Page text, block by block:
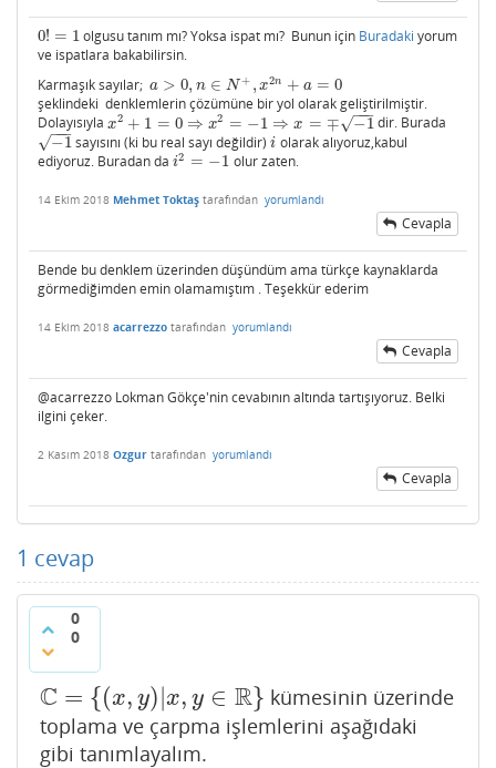
0! = 1
0! =1 olgusu tanım mı? Yoksa ispat mı? Bunun için Buradaki yorum
ve ispatlara bakabilirsin.
Karmaşık sayılar; a > 0, n ∈ N+ , x2n + a = 0
a>0, n∈ N+,x 2n+a=0
şeklindeki denklemlerin çözümüne bir yol olarak geliştirilmiştir.
Dolayısıyla x2 + 1 = 0 ⇒ x2 = −1 ⇒ x = ∓ −1
−−
−
√
x2+1= 0 ⇒x 2= −1⇒x= ∓− 1
dir. Burada
−1
−−
−
√
−1 sayısını (ki bu real sayı değildir)i
i olarak alıyoruz,kabul
ediyoruz. Buradan da i2 = −1
i2 −1 olur zaten.
14 Ekim 2018 Mehmet Toktaş tarafından yorumlandı
Cevapla
Bende bu denklem üzerinden düşündüm ama türkçe kaynaklarda
görmediğimden emin olamamıştım . Teşekkür ederim
14 Ekim 2018 acarrezzo tarafından yorumlandı
Cevapla
@acarrezzo Lokman Gökçe'nin cevabının altında tartışıyoruz. Belki
ilgini çeker.
2 Kasım 2018 Ozgur tarafından yorumlandı
Cevapla
1 cevap
0
0
C = {(x, y) |x, y ∈ R}
C= {(x y )|x, y∈ R}
kümesinin üzerinde
toplama ve çarpma işlemlerini aşağıdaki
gibi tanımlayalım.